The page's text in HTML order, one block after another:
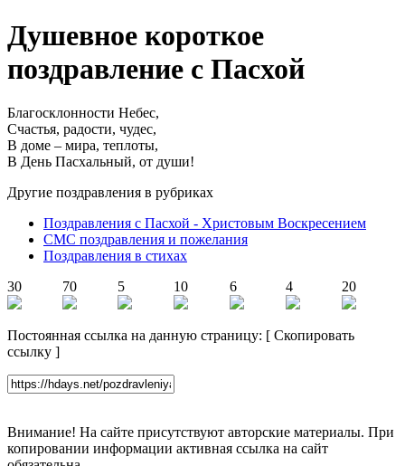
Душевное короткое
поздравление с Пасхой
Благосклонности Небес,
Счастья, радости, чудес,
В доме – мира, теплоты,
В День Пасхальный, от души!
Другие поздравления в рубриках
Поздравления с Пасхой - Христовым Воскресением
СМС поздравления и пожелания
Поздравления в стихах
30
70 5 10 6 4 20
Постоянная ссылка на данную страницу: [ Скопировать
ссылку ]
Внимание! На сайте присутствуют авторские материалы. При
копировании информации активная ссылка на сайт